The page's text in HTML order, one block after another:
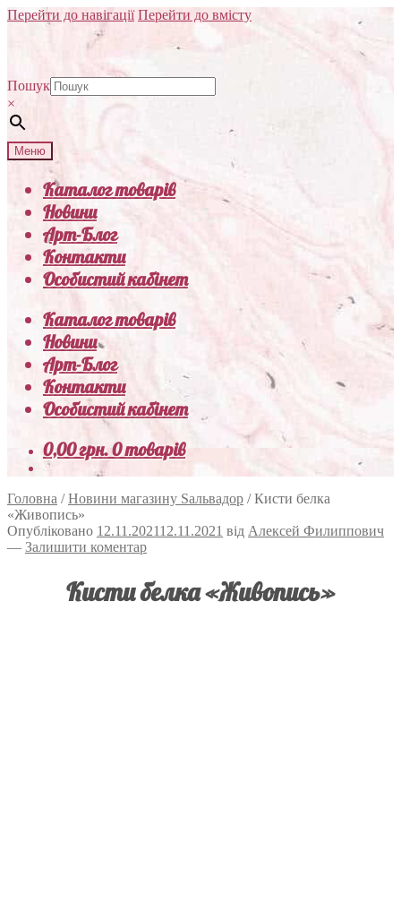
Перейти до навігації Перейти до вмісту
Пошук
×
Меню
Каталог товарів
Новини
Арт-Блог
Контакти
Особистий кабінет
Каталог товарів
Новини
Арт-Блог
Контакти
Особистий кабінет
0,00грн.0 товарів
Головна /Новини магазину Sальвадор /Кисти белка
«Живопись»
Опубліковано 12.11.202112.11.2021 від Алексей Филиппович
— Залишити коментар
Кисти белка «Живопись»